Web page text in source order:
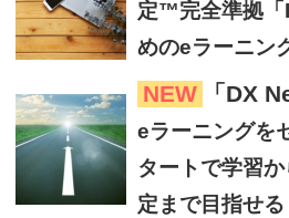
定™完全準拠「
めのeラーニン
NEW 「DX
eラーニングを
タートで学習
定まで目指せる